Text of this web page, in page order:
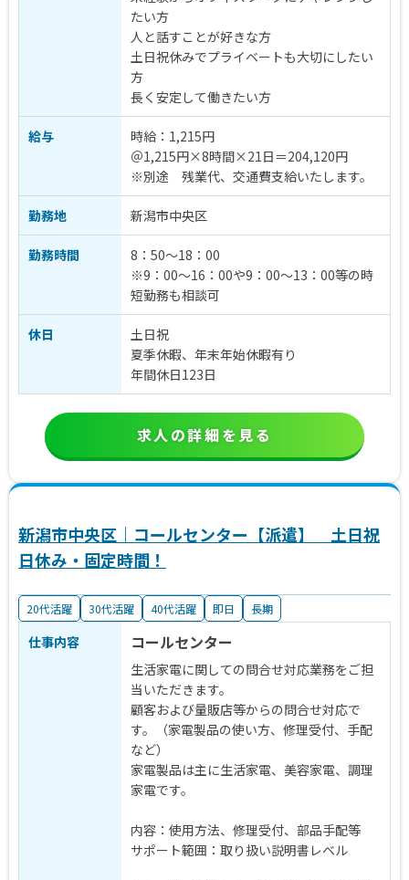
たい方
人と話すことが好きな方
土日祝休みでプライベートも大切にしたい
方
長く安定して働きたい方
給与
時給：1,215円
＠1,215円×8時間×21日＝204,120円
※別途 残業代、交通費支給いたします。
勤務地 新潟市中央区
勤務時間
8：50～18：00
※9：00～16：00や9：00～13：00等の時
短勤務も相談可
休日
土日祝
夏季休暇、年末年始休暇有り
年間休日123日
求人の詳細を見る
新潟市中央区｜コールセンター【派遣】 土日祝
日休み・固定時間！
20代活躍 30代活躍 40代活躍 即日 長期
仕事内容 コールセンター
生活家電に関しての問合せ対応業務をご担
当いただきます。
顧客および量販店等からの問合せ対応で
す。（家電製品の使い方、修理受付、手配
など）
家電製品は主に生活家電、美容家電、調理
家電です。
内容：使用方法、修理受付、部品手配等
サポート範囲：取り扱い説明書レベル